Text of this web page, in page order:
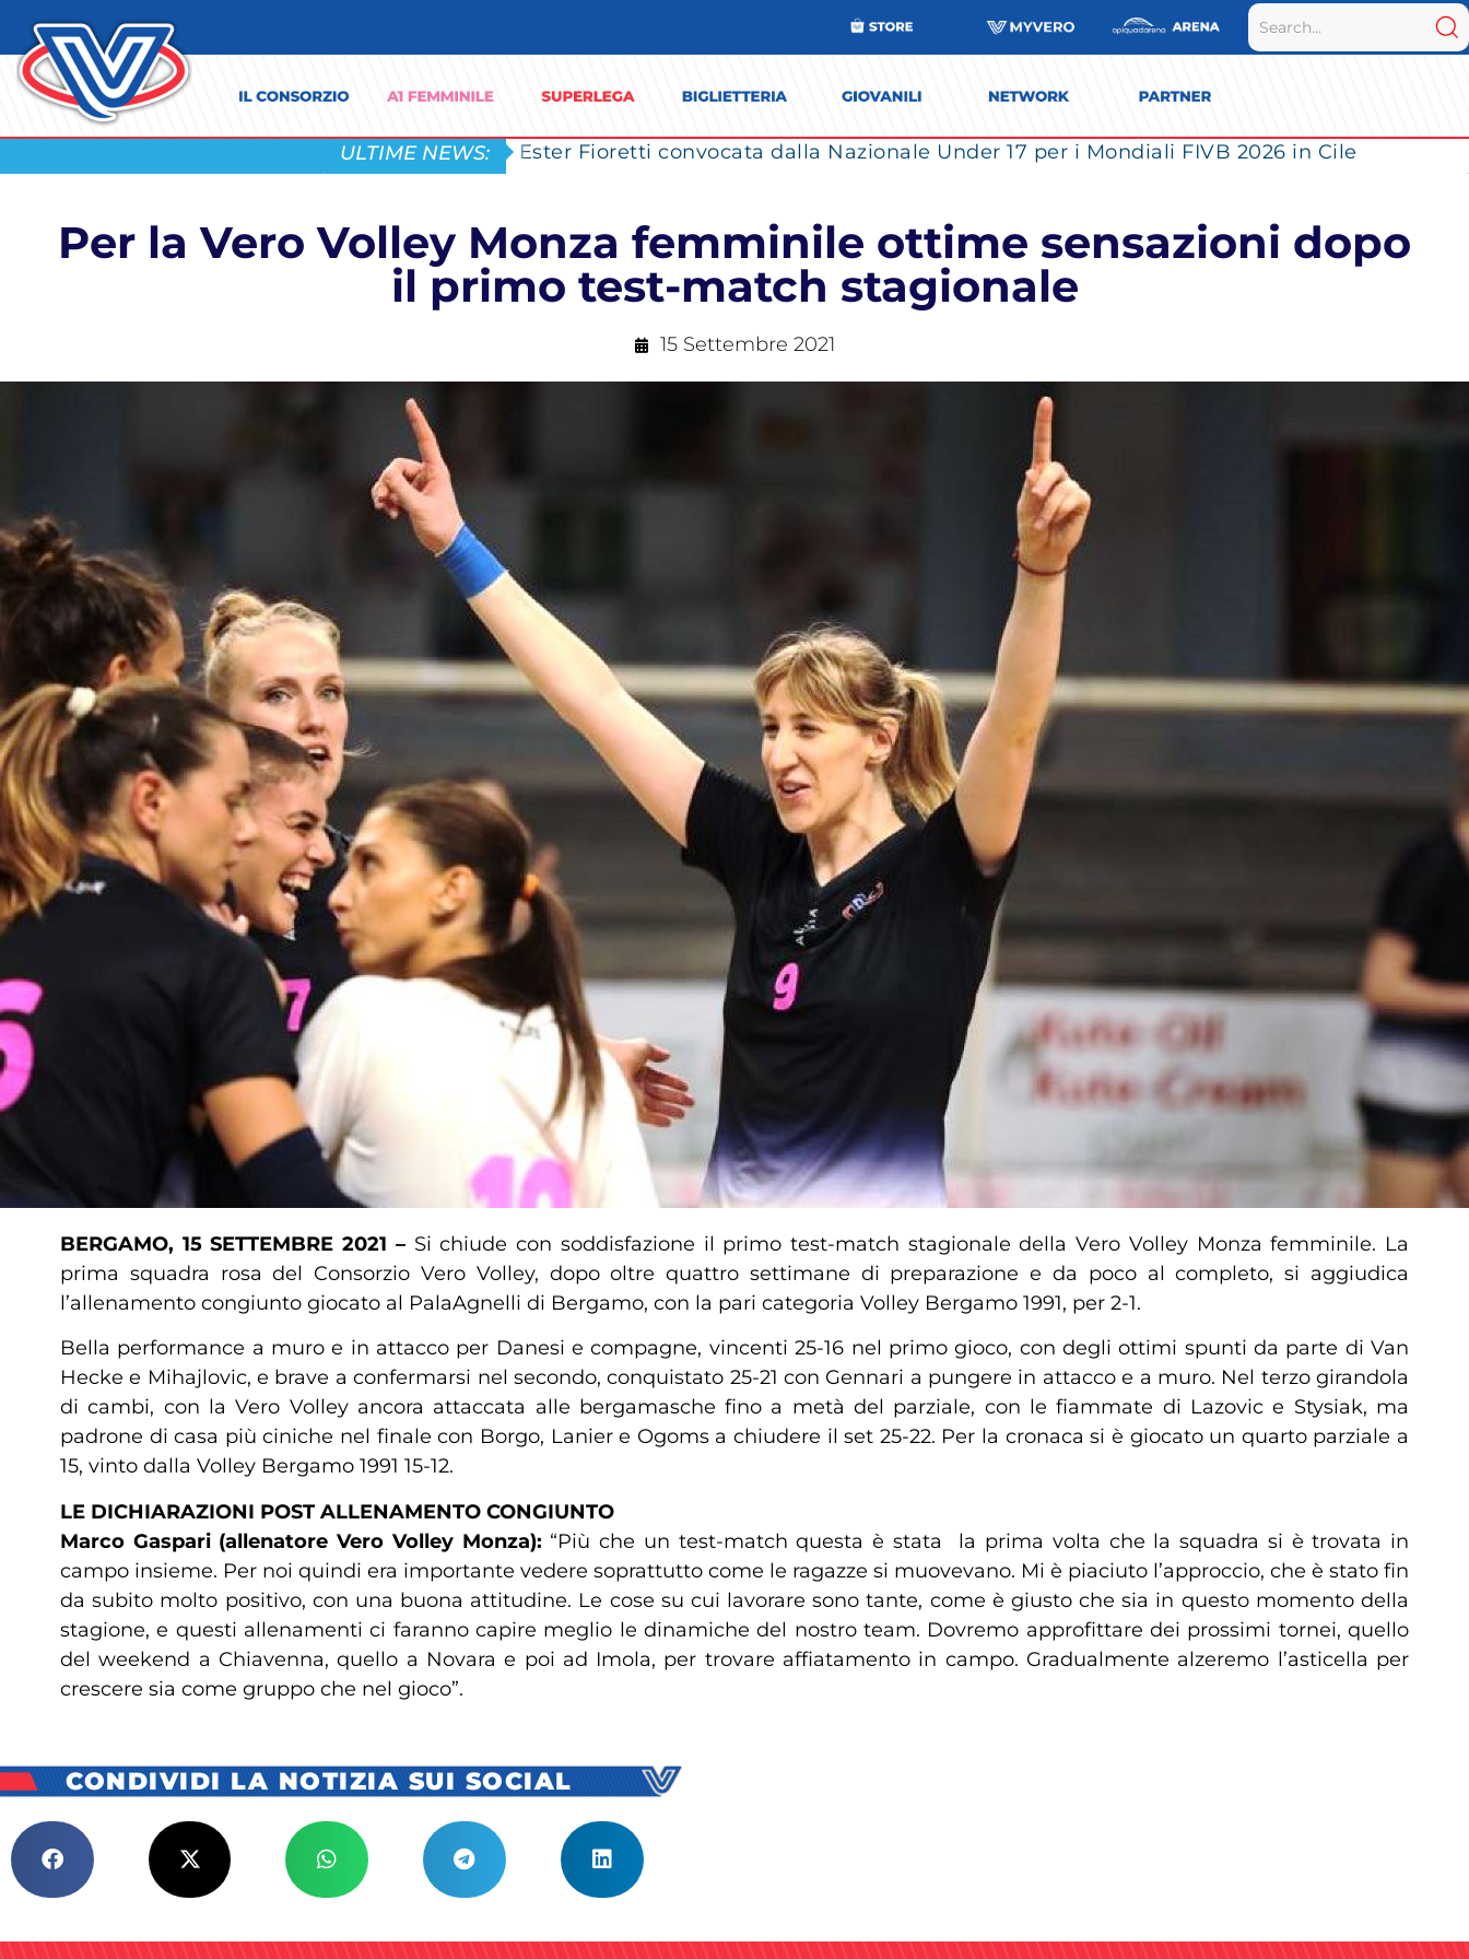
ULTIME NEWS: Ester Fioretti convocata dalla Nazionale Under 17 per i Mondiali FIVB 2026 in Cile
Per la Vero Volley Monza femminile ottime sensazioni dopo
il primo test-match stagionale
15 Settembre 2021
BERGAMO, 15 SETTEMBRE 2021 – Si chiude con soddisfazione il primo test-match stagionale della Vero Volley Monza femminile. La
prima squadra rosa del Consorzio Vero Volley, dopo oltre quattro settimane di preparazione e da poco al completo, si aggiudica
l’allenamento congiunto giocato al PalaAgnelli di Bergamo, con la pari categoria Volley Bergamo 1991, per 2-1.
Bella performance a muro e in attacco per Danesi e compagne, vincenti 25-16 nel primo gioco, con degli ottimi spunti da parte di Van
Hecke e Mihajlovic, e brave a confermarsi nel secondo, conquistato 25-21 con Gennari a pungere in attacco e a muro. Nel terzo girandola
di cambi, con la Vero Volley ancora attaccata alle bergamasche fino a metà del parziale, con le fiammate di Lazovic e Stysiak, ma
padrone di casa più ciniche nel finale con Borgo, Lanier e Ogoms a chiudere il set 25-22. Per la cronaca si è giocato un quarto parziale a
15, vinto dalla Volley Bergamo 1991 15-12.
LE DICHIARAZIONI POST ALLENAMENTO CONGIUNTO
Marco Gaspari (allenatore Vero Volley Monza): “Più che un test-match questa è stata la prima volta che la squadra si è trovata in
campo insieme. Per noi quindi era importante vedere soprattutto come le ragazze si muovevano. Mi è piaciuto l’approccio, che è stato fin
da subito molto positivo, con una buona attitudine. Le cose su cui lavorare sono tante, come è giusto che sia in questo momento della
stagione, e questi allenamenti ci faranno capire meglio le dinamiche del nostro team. Dovremo approfittare dei prossimi tornei, quello
del weekend a Chiavenna, quello a Novara e poi ad Imola, per trovare affiatamento in campo. Gradualmente alzeremo l’asticella per
crescere sia come gruppo che nel gioco”.
CONDIVIDI LA NOTIZIA SUI SOCIAL